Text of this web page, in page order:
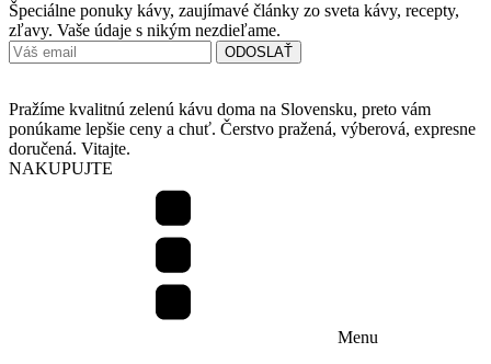
Špeciálne ponuky kávy, zaujímavé články zo sveta kávy, recepty,
zľavy. Vaše údaje s nikým nezdieľame.
Pražíme kvalitnú zelenú kávu doma na Slovensku, preto vám
ponúkame lepšie ceny a chuť. Čerstvo pražená, výberová, expresne
doručená. Vitajte.
NAKUPUJTE
Menu